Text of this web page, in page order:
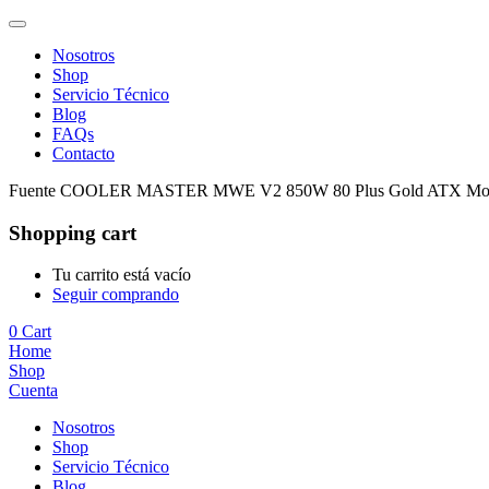
Nosotros
Shop
Servicio Técnico
Blog
FAQs
Contacto
Fuente COOLER MASTER MWE V2 850W 80 Plus Gold ATX
Shopping cart
Tu carrito está vacío
Seguir comprando
0 Cart
Home
Shop
Cuenta
Nosotros
Shop
Servicio Técnico